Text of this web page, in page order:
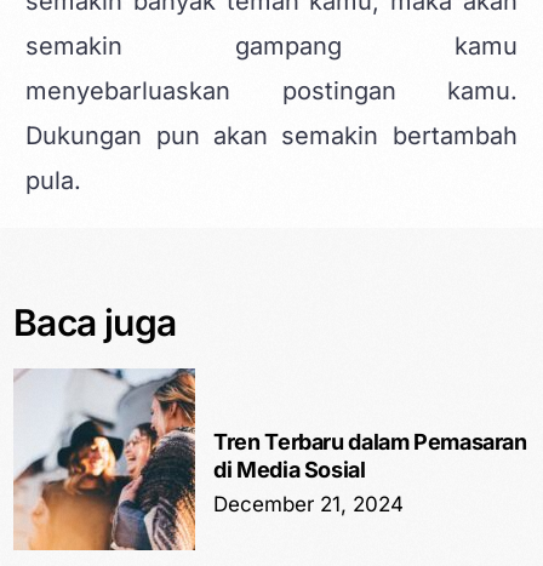
semakin gampang kamu
menyebarluaskan postingan kamu.
Dukungan pun akan semakin bertambah
pula.
Baca juga
Tren Terbaru dalam Pemasaran
di Media Sosial
December 21, 2024